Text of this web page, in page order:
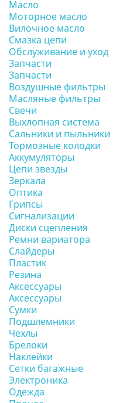
Масло
Моторное масло
Вилочное масло
Смазка цепи
Обслуживание и уход
Запчасти
Запчасти
Воздушные фильтры
Масляные фильтры
Свечи
Выхлопная система
Сальники и пыльники
Тормозные колодки
Аккумуляторы
Цепи звезды
Зеркала
Оптика
Грипсы
Сигнализации
Диски сцепления
Ремни вариатора
Слайдеры
Пластик
Резина
Аксессуары
Аксессуары
Сумки
Подшлемники
Чехлы
Брелоки
Наклейки
Сетки багажные
Электроника
Одежда